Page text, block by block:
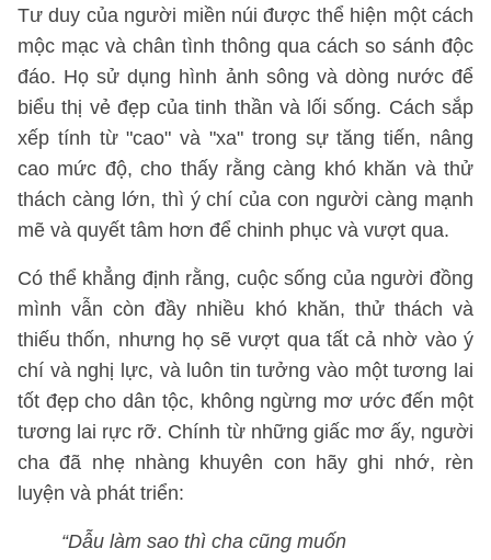
Tư duy của người miền núi được thể hiện một cách
mộc mạc và chân tình thông qua cách so sánh độc
đáo. Họ sử dụng hình ảnh sông và dòng nước để
biểu thị vẻ đẹp của tinh thần và lối sống. Cách sắp
xếp tính từ "cao" và "xa" trong sự tăng tiến, nâng
cao mức độ, cho thấy rằng càng khó khăn và thử
thách càng lớn, thì ý chí của con người càng mạnh
mẽ và quyết tâm hơn để chinh phục và vượt qua.
Có thể khẳng định rằng, cuộc sống của người đồng
mình vẫn còn đầy nhiều khó khăn, thử thách và
thiếu thốn, nhưng họ sẽ vượt qua tất cả nhờ vào ý
chí và nghị lực, và luôn tin tưởng vào một tương lai
tốt đẹp cho dân tộc, không ngừng mơ ước đến một
tương lai rực rỡ. Chính từ những giấc mơ ấy, người
cha đã nhẹ nhàng khuyên con hãy ghi nhớ, rèn
luyện và phát triển:
“Dẫu làm sao thì cha cũng muốn